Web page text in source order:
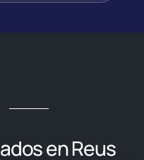
en Reus